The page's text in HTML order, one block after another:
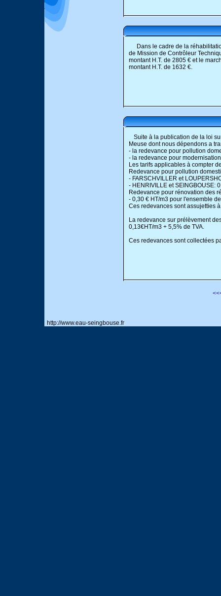
Dans le cadre de la
de Mission de Contrôleur
montant H.T. de 2805 € et le
montant H.T. de 1632 €.
Suite à la publication de la loi
Meuse dont nous dépendons a
- la redevance pour pollution
- la redevance pour
Les tarifs applicables à compter
Redevance pour pollution
- FARSCHVILLER et
- HENRIVILLE et SEINGBOUSE:
Redevance pour rénovation des
- 0,30 € HT/m3 pour l'ensemble
Ces redevances sont assujetties
La redevance sur prélèvement
0,13€HT/m3 + 5,5% de TVA.
Ces redevances sont collectées
http://www.eau-seingbouse.fr